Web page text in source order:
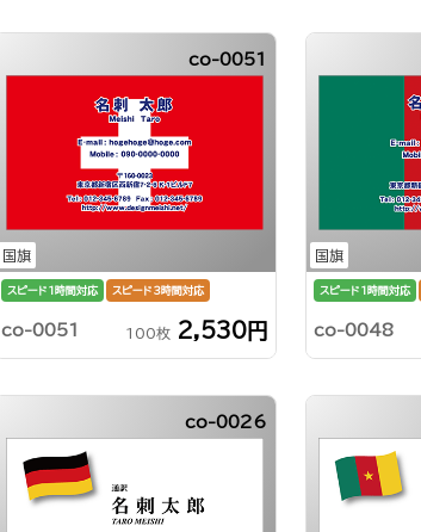
国旗
co-0051
スピード1時間対応 スピード3時間対応
co-0051 100枚 2,530円
国旗
スピード1時間対応
co-0048
co-0026